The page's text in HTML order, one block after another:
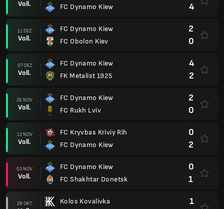
Voll. FC Dynamo Kiew 4
11 DEZ
Voll.
FC Dynamo Kiew
FC Obolon Kiev
2
0
07 DEZ
Voll.
FC Dynamo Kiew
FK Metalist 1925
4
2
26 NOV
Voll.
FC Dynamo Kiew
FC Rukh Lviv
2
0
12 NOV
Voll.
FC Kryvbas Kriviy Rih
FC Dynamo Kiew
0
2
03 NOV
Voll.
FC Dynamo Kiew
FC Shakhtar Donetsk
0
1
28 OKT
Kolos Kovalivka
1